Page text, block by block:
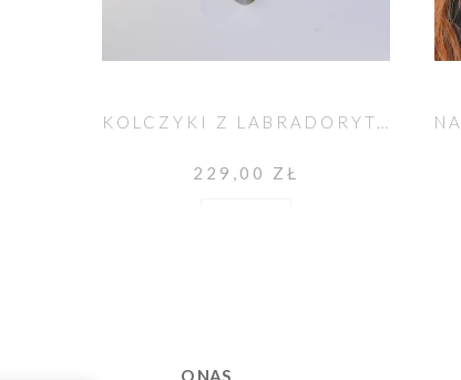
KOLCZYKI Z LABRADORYTAMI UNIKAT NO. 548
229,00 ZŁ
O NAS